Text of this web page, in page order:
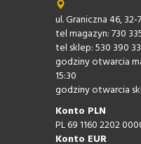
ul. Graniczna 46,
tel magazyn: 730
tel sklep: 530 390
godziny otwarcia
15:30
godziny otwarcia
Konto PLN
PL 69 1160 2202
Konto EUR